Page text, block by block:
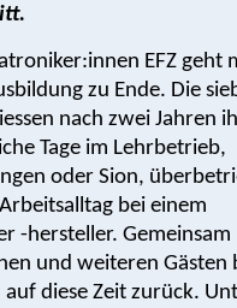
EFZ geht
zu Ende. Die
nach zwei Jahren
Tage im Lehrbetrieb,
oder Sion,
bei einem
-hersteller.
und weiteren Gästen
diese Zeit zurück.